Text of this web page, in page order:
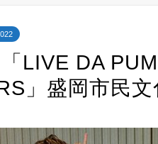
LIVE DA
」盛岡市⺠